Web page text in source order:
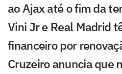
ao Ajax até o fim da
Vini Jr e Real Madrid
financeiro por
Cruzeiro anuncia que